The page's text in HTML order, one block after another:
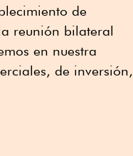
de
reunión bilateral
en nuestra
de inversión,